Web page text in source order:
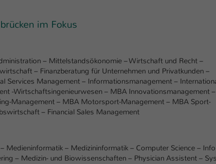
im Fokus
– Mittelstandsökonomie – Wirtschaft und Recht –
– Finanzberatung für Unternehmen und Privatkunden –
Services Management – Informationsmanagement –
-Wirtschaftsingenieurwesen – MBA Innovationsmanagement
Management – MBA Motorsport-Management – MBA Sport-
– Financial Sales Management
Medieninformatik – Medizininformatik – Computer Science –
– Medizin- und Biowissenschaften – Physician Assistent –
Anbieter TYPO3
Laufzeit 1 Woche
Dieses Cookie ist ein Standard-Session-Cookie
von TYPO3. Es speichert im Fall eines Intranet-
ihm Zugang zu geschützten Bereichen gewährt.